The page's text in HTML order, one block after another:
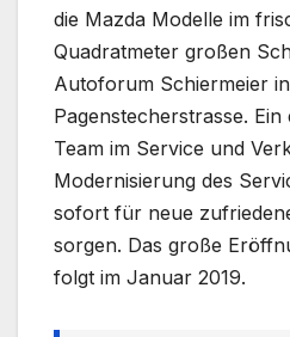
die Mazda Modelle im
Quadratmeter großen
Autoforum Schiermeier
Pagenstecherstrasse.
Team im Service und
Modernisierung des
sofort für neue
sorgen. Das große
folgt im Januar 2019.